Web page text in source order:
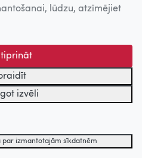
lūdzu, atzīmējiet
izvēli
izmantotajām sīkdatnēm